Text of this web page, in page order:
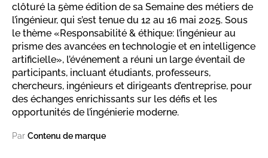
clôturé la 5ème édition de sa Semaine des métiers de
l’ingénieur, qui s’est tenue du 12 au 16 mai 2025. Sous
le thème «Responsabilité & éthique: l’ingénieur au
prisme des avancées en technologie et en intelligence
artificielle», l’événement a réuni un large éventail de
participants, incluant étudiants, professeurs,
chercheurs, ingénieurs et dirigeants d’entreprise, pour
des échanges enrichissants sur les défis et les
opportunités de l’ingénierie moderne.
Par Contenu de marque